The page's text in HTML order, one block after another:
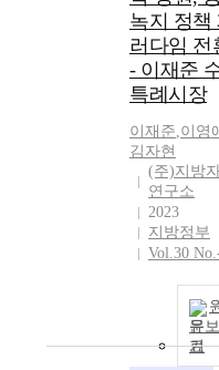
녹지 정책
러다임 전
- 이재준
특례시장
이재준,이영
김자현
(주)지방
연구소
2023
지방정부
Vol.30
문보
기